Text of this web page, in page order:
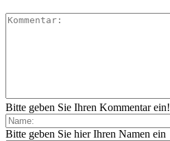
Bitte geben Sie Ihren Kommentar ein!
Bitte geben Sie hier Ihren Namen ein